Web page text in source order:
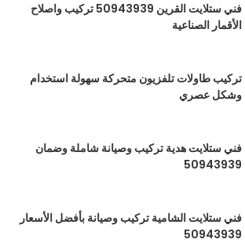
فني ستلايت القرين 50943939 تركيب واصلاح
الأقمار الصناعية
تركيب طاولات تلفزيون متحركة سهولة استخدام
وشكل عصري
فني ستلايت هدية تركيب وصيانة شاملة وضمان
50943939
فني ستلايت الشامية تركيب وصيانة بأفضل الأسعار
50943939